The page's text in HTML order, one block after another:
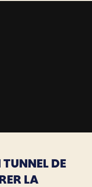
DE
LA